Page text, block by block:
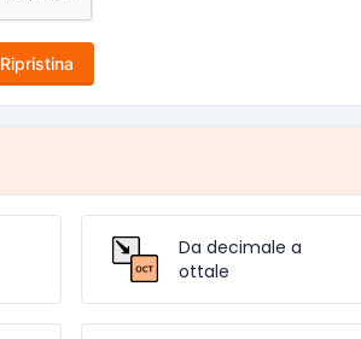
Ripristina
Da decimale a
ottale